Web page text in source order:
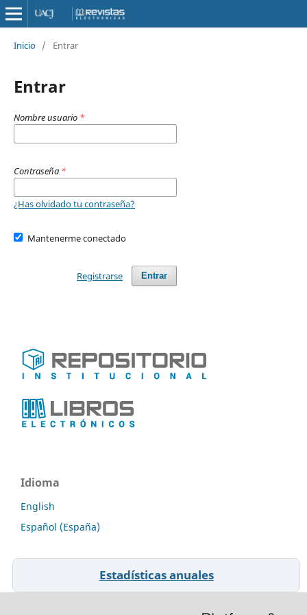
Inicio / Entrar
Entrar
Nombre usuario *
Contraseña *
¿Has olvidado tu contraseña?
Mantenerme conectado
Entrar
Registrarse
Idioma
English
Español (España)
Estadísticas anuales